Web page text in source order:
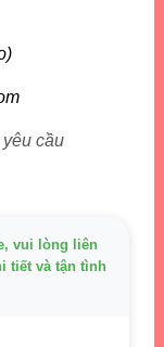
cầu
vui lòng liên
tiết và tận tình